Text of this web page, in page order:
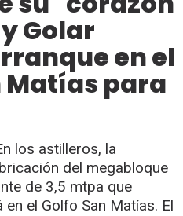
Golar
en el
Matías para
los astilleros, la
del megabloque
de 3,5 mtpa que
el Golfo San Matías. El